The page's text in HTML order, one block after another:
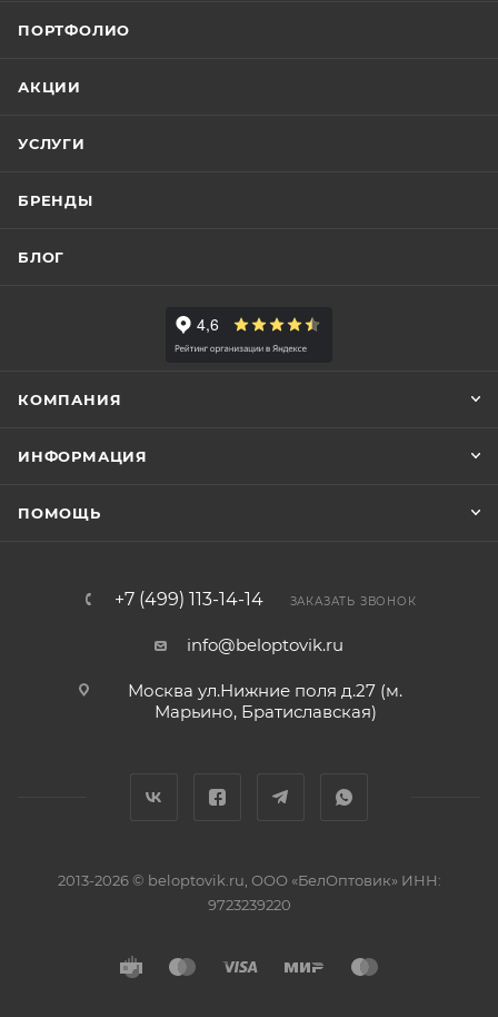
ПОРТФОЛИО
АКЦИИ
УСЛУГИ
БРЕНДЫ
БЛОГ
КОМПАНИЯ
ИНФОРМАЦИЯ
ПОМОЩЬ
+7 (499) 113-14-14 ЗАКАЗАТЬ ЗВОНОК
info@beloptovik.ru
Москва ул.Нижние поля д.27 (м.
Марьино, Братиславская)
2013-2026 © beloptovik.ru, ООО «БелОптовик» ИНН:
9723239220